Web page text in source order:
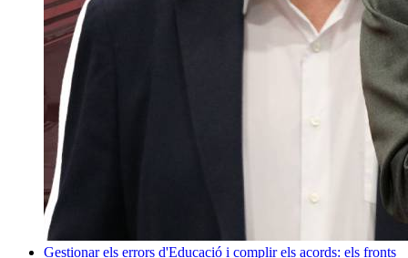
Gestionar els errors d'Educació i complir els acords: els fronts